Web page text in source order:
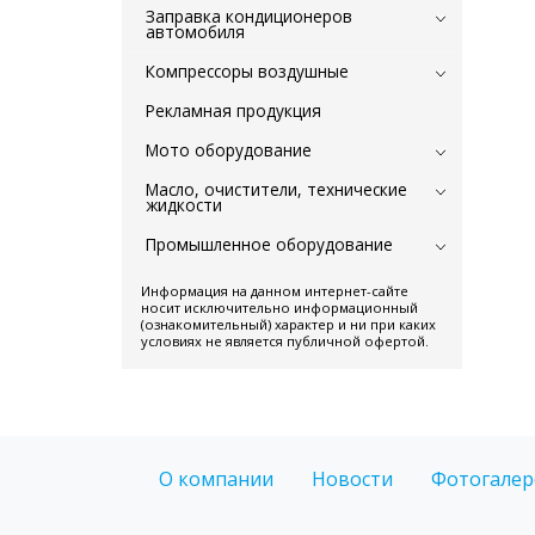
Заправка кондиционеров
автомобиля
Компрессоры воздушные
Рекламная продукция
Мото оборудование
Масло, очистители, технические
жидкости
Промышленное оборудование
Информация на данном интернет-сайте
носит исключительно информационный
(ознакомительный) характер и ни при каких
условиях не является публичной офертой.
О компании Новости